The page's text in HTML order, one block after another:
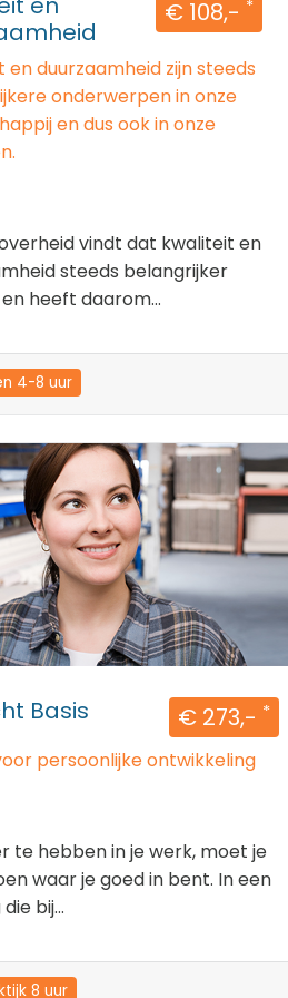
€ 108,- *
en duurzaamheid zijn steeds
onderwerpen in onze
en dus ook in onze
vindt dat kwaliteit en
steeds belangrijker
heeft daarom...
4-8 uur
Basis € 273,- *
persoonlijke ontwikkeling
te hebben in je werk, moet je
waar je goed in bent. In een
bij...
8 uur